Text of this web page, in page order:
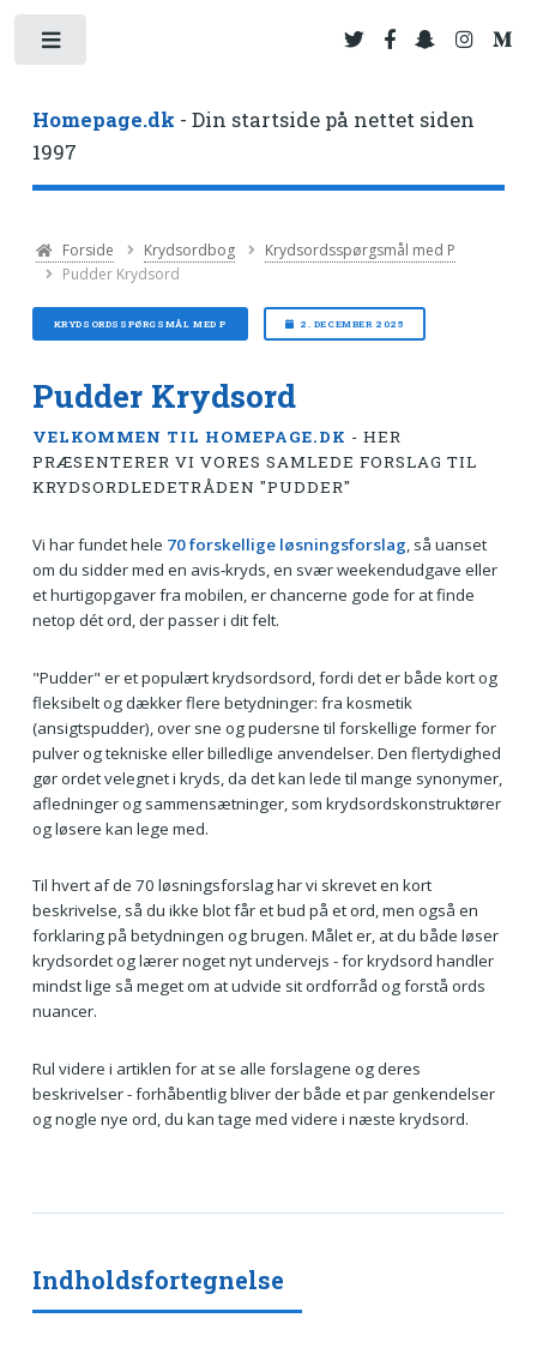
Homepage.dk - Din startside på nettet siden
1997
Forside Krydsordbog
Krydsordsspørgsmål med P
Pudder Krydsord
KRYDSORDSSPØRGSMÅL MED P 2. DECEMBER 2025
Pudder Krydsord
VELKOMMEN TIL HOMEPAGE.DK - HER
PRÆSENTERER VI VORES SAMLEDE FORSLAG TIL
KRYDSORDLEDETRÅDEN "PUDDER"
Vi har fundet hele 70 forskellige løsningsforslag, så uanset
om du sidder med en avis‑kryds, en svær weekendudgave eller
et hurtigopgaver fra mobilen, er chancerne gode for at finde
netop dét ord, der passer i dit felt.
"Pudder" er et populært krydsordsord, fordi det er både kort og
fleksibelt og dækker flere betydninger: fra kosmetik
(ansigtspudder), over sne og pudersne til forskellige former for
pulver og tekniske eller billedlige anvendelser. Den flertydighed
gør ordet velegnet i kryds, da det kan lede til mange synonymer,
afledninger og sammensætninger, som krydsordskonstruktører
og løsere kan lege med.
Til hvert af de 70 løsningsforslag har vi skrevet en kort
beskrivelse, så du ikke blot får et bud på et ord, men også en
forklaring på betydningen og brugen. Målet er, at du både løser
krydsordet og lærer noget nyt undervejs - for krydsord handler
mindst lige så meget om at udvide sit ordforråd og forstå ords
nuancer.
Rul videre i artiklen for at se alle forslagene og deres
beskrivelser - forhåbentlig bliver der både et par genkendelser
og nogle nye ord, du kan tage med videre i næste krydsord.
Indholdsfortegnelse